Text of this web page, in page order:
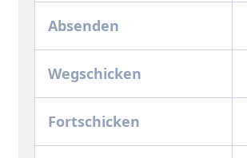
Absenden
Wegschicken
Fortschicken